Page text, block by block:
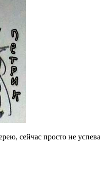
сейчас просто не